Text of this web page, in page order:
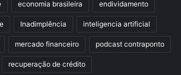
economia brasileira endividamento
Inadimplência inteligencia artificial
mercado financeiro podcast contraponto
recuperação de crédito